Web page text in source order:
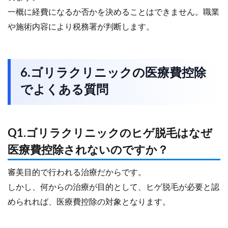
一概に経費になるか否かを決めることはできません。職業
や施術内容により税務署が判断します。
6.ゴリラクリニックの医療費控除
でよくある質問
Q1.ゴリラクリニックのヒゲ脱毛はなぜ
医療費控除されないのですか？
審美目的で行われる治療だからです。
しかし、何からの治療が目的として、ヒゲ脱毛が必要と認
められれば、医療費控除の対象となります。